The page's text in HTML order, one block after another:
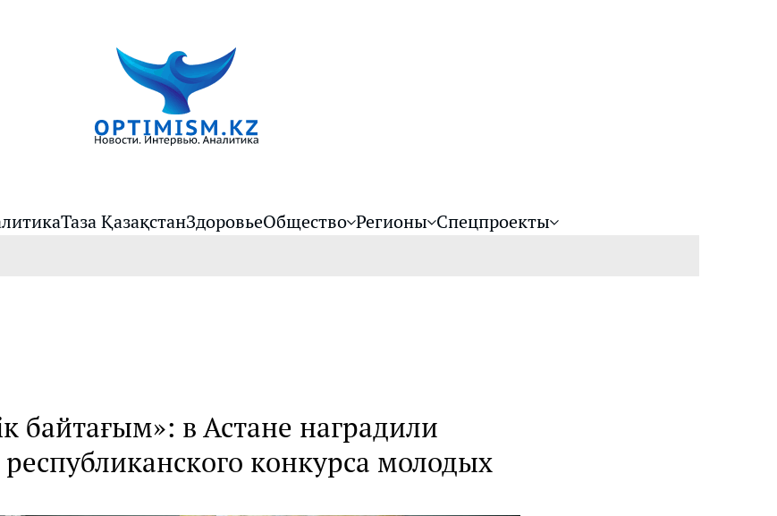
Таза ҚазақстанЗдоровьеОбщество Регионы Спецпроекты
байтағым»: в Астане наградили
конкурса молодых